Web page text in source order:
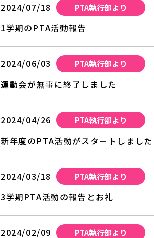
2024/07/18 PTA執行部より
1学期のPTA活動報告
2024/06/03 PTA執行部より
運動会が無事に終了しました
2024/04/26 PTA執行部より
新年度のPTA活動がスタートしました
2024/03/18 PTA執行部より
3学期PTA活動の報告とお礼
2024/02/09 PTA執行部より